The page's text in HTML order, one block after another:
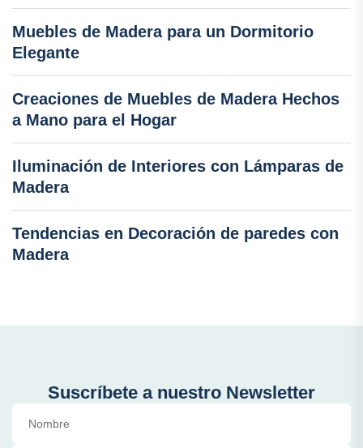
Muebles de Madera para un Dormitorio
Elegante
Creaciones de Muebles de Madera Hechos
a Mano para el Hogar
Iluminación de Interiores con Lámparas de
Madera
Tendencias en Decoración de paredes con
Madera
Suscríbete a nuestro Newsletter